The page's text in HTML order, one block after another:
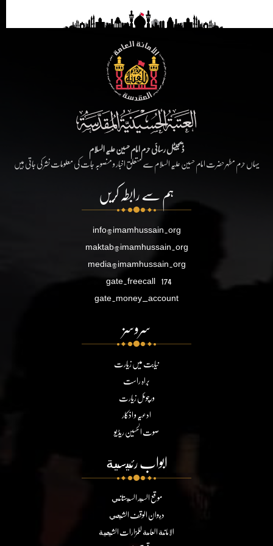
ڈیجیٹل رسائی حرم امام حسین علیہ السلام
یہاں حرم مطہر حضرت امام حسین علیہ السلام سے متعلق اخبار و منصوبہ جات کی معلومات نشر کی جاتی ہیں
ہم سے رابطہ کریں
info@imamhussain.org
maktab@imamhussain.org
media@imamhussain.org
gate.freecall 174
gate.money_account
سروسز
نیابت میں زیارت
براہ راست
ورچوئل زیارت
ادعیہ و اذکار
صوت الحسین ریڈیو
ابواب رئيسية
موقع السيد السيستاني
ديوان الوقف الشيعي
الامانة العامة للمزارات الشيعية